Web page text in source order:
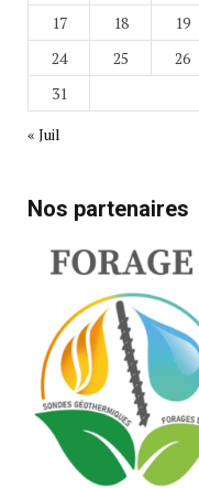
17
18 19
24
25 26
31
« Juil
Nos partenaires